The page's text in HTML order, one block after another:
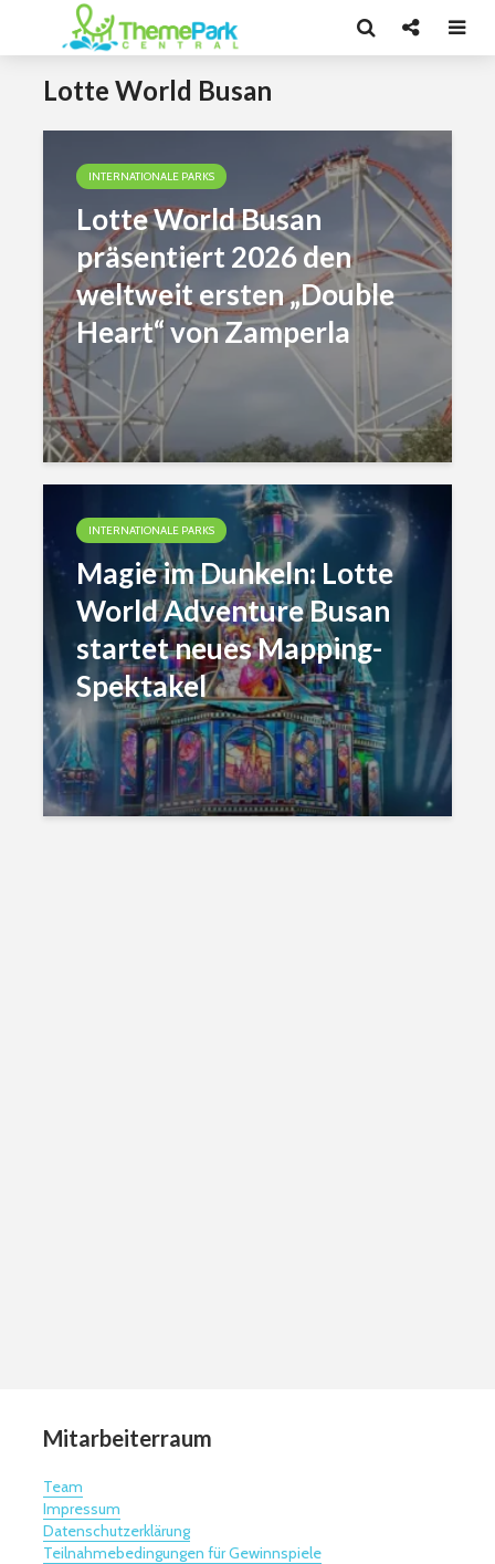
Lotte World Busan
INTERNATIONALE PARKS
Lotte World Busan
präsentiert 2026 den
weltweit ersten „Double
Heart“ von Zamperla
INTERNATIONALE PARKS
Magie im Dunkeln: Lotte
World Adventure Busan
startet neues Mapping-
Spektakel
Mitarbeiterraum
Team
Impressum
Datenschutzerklärung
Teilnahmebedingungen für Gewinnspiele